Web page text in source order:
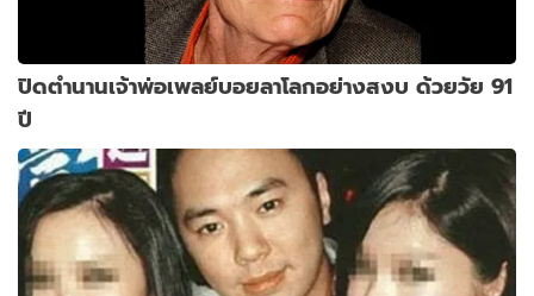
ปิดตำนานเจ้าพ่อเพลย์บอยลาโลกอย่างสงบ ด้วยวัย 91
ปี